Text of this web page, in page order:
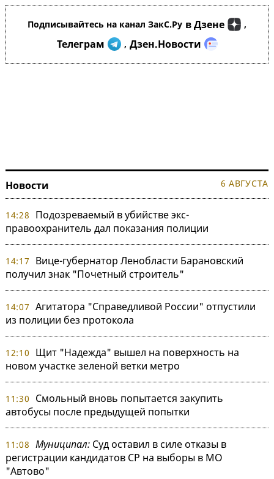
Подписывайтесь на канал ЗакС.Ру в Дзене ,
Телеграм , Дзен.Новости
Новости 6 АВГУСТА
14:28
Подозреваемый в убийстве экс-
правоохранитель дал показания полиции
14:17
Вице-губернатор Ленобласти Барановский
получил знак "Почетный строитель"
14:07 Агитатора "Справедливой России" отпустили
из полиции без протокола
12:10
Щит "Надежда" вышел на поверхность на
новом участке зеленой ветки метро
11:30
Смольный вновь попытается закупить
автобусы после предыдущей попытки
11:08 Муниципал:Суд оставил в силе отказы в
регистрации кандидатов СР на выборы в МО
"Автово"